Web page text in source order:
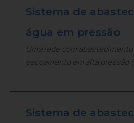
Sistema de
água em pressão
Uma rede com
escoamento em alta pressão
Sistema de